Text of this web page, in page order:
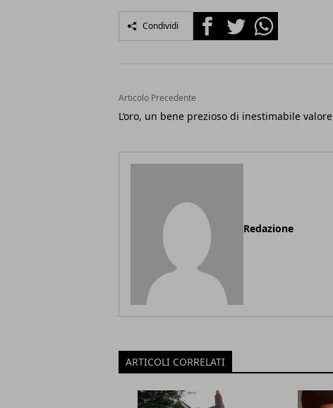
Condividi FacebookTwitterWhatsapp
Articolo Precedente
L’oro, un bene prezioso di inestimabile valore
Redazione
ARTICOLI CORRELATI